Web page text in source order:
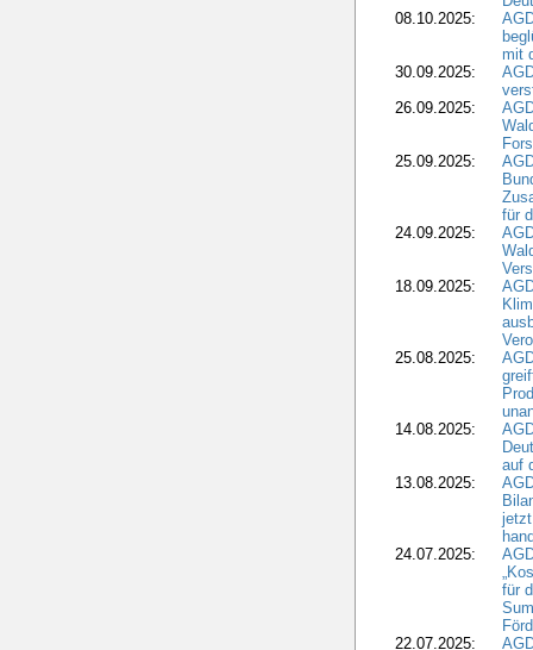
08.10.2025:
mit
30.09.2025:
26.09.2025:
25.09.2025:
für
24.09.2025:
18.09.2025:
25.08.2025:
14.08.2025:
auf
13.08.2025:
24.07.2025:
für
22.07.2025: